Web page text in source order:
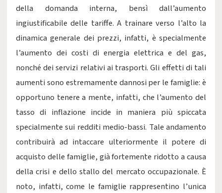
della domanda interna, bensì dall’aumento
ingiustificabile delle tariffe. A trainare verso l’alto la
dinamica generale dei prezzi, infatti, è specialmente
l’aumento dei costi di energia elettrica e del gas,
nonché dei servizi relativi ai trasporti. Gli effetti di tali
aumenti sono estremamente dannosi per le famiglie: è
opportuno tenere a mente, infatti, che l’aumento del
tasso di inflazione incide in maniera più spiccata
specialmente sui redditi medio-bassi. Tale andamento
contribuirà ad intaccare ulteriormente il potere di
acquisto delle famiglie, già fortemente ridotto a causa
della crisi e dello stallo del mercato occupazionale. È
noto, infatti, come le famiglie rappresentino l’unica